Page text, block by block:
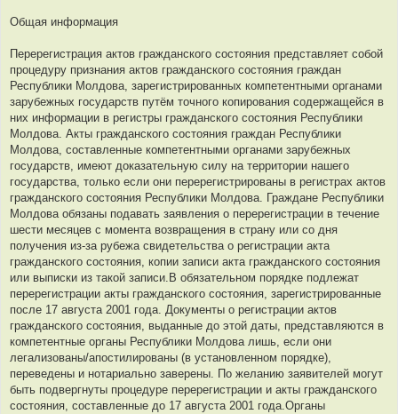
Общая информация
Перерегистрация актов гражданского состояния представляет собой
процедуру признания актов гражданского состояния граждан
Республики Молдова, зарегистрированных компетентными органами
зарубежных государств путём точного копирования содержащейся в
них информации в регистры гражданского состояния Республики
Молдова. Акты гражданского состояния граждан Республики
Молдова, составленные компетентными органами зарубежных
государств, имеют доказательную силу на территории нашего
государства, только если они перерегистрированы в регистрах актов
гражданского состояния Республики Молдова. Граждане Республики
Молдова обязаны подавать заявления о перерегистрации в течение
шести месяцев с момента возвращения в страну или со дня
получения из-за рубежа свидетельства о регистрации акта
гражданского состояния, копии записи акта гражданского состояния
или выписки из такой записи.В обязательном порядке подлежат
перерегистрации акты гражданского состояния, зарегистрированные
после 17 августа 2001 года. Документы о регистрации актов
гражданского состояния, выданные до этой даты, представляются в
компетентные органы Республики Молдова лишь, если они
легализованы/апостилированы (в установленном порядке),
переведены и нотариально заверены. По желанию заявителей могут
быть подвергнуты процедуре перерегистрации и акты гражданского
состояния, составленные до 17 августа 2001 года.Органы